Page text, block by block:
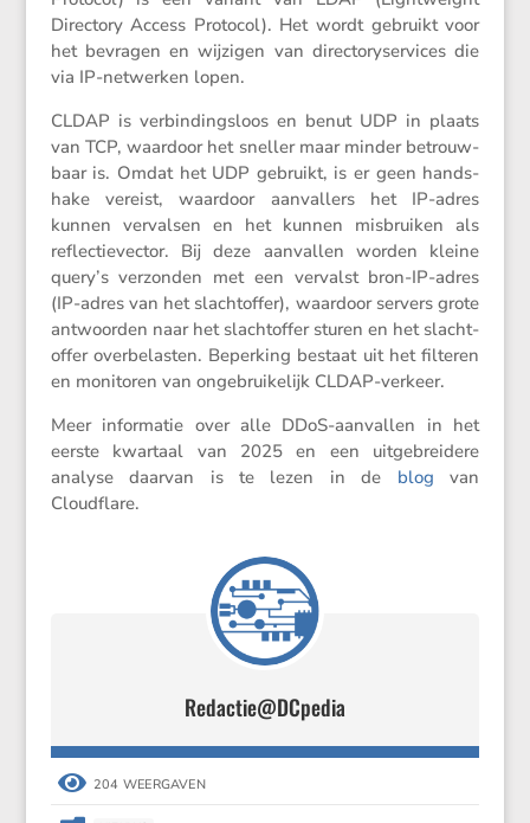
Direc­tory Access Protocol). Het wordt gebruikt voor
het bevragen en wijzigen van direc­to­ry­ser­vices die
via IP-netwerken lopen.
CLDAP is verbin­dings­loos en benut UDP in plaats
van TCP, waardoor het sneller maar minder betrouw­
baar is. Omdat het UDP gebruikt, is er geen hands­
hake vereist, waardoor aanval­lers het IP-adres
kunnen vervalsen en het kunnen misbruiken als
reflec­tie­vector. Bij deze aanvallen worden kleine
query’s verzonden met een vervalst bron-IP-adres
(IP-adres van het slacht­offer), waardoor servers grote
antwoorden naar het slacht­offer sturen en het slacht­
offer overbe­lasten. Beper­king bestaat uit het filteren
en monitoren van ongebrui­ke­lijk CLDAP-verkeer.
Meer infor­matie over alle DDoS-aanvallen in het
eerste kwartaal van 2025 en een uitge­brei­dere
analyse daarvan is te lezen in de blog van
Cloudflare.
Redactie@DCpedia
 204 WEERGAVEN